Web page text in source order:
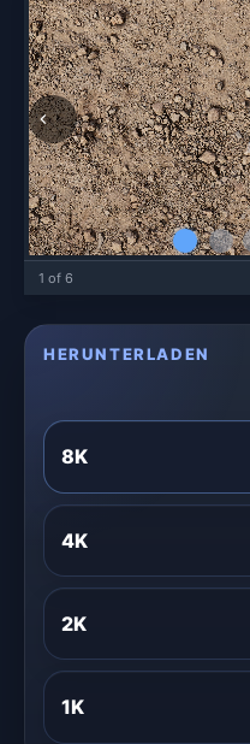
1 of 6
HERUNTERLADEN
8K
4K
2K
1K